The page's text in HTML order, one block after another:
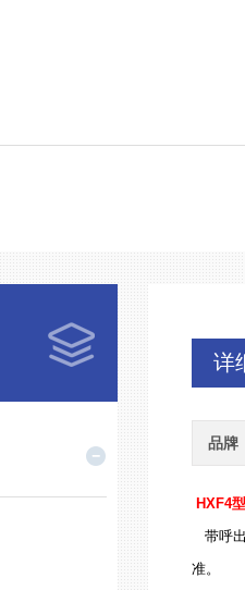
详
品牌
HXF4
带呼
准。